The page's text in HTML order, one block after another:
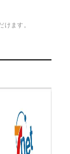
ます。